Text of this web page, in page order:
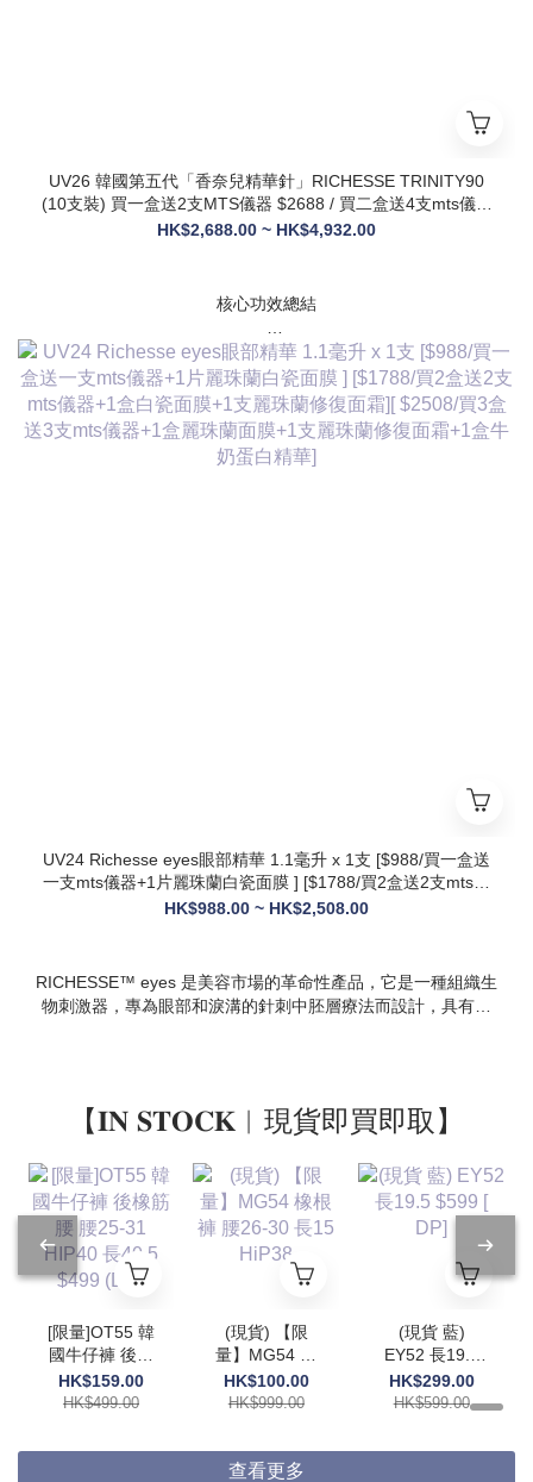
UV26 韓國第五代「香奈兒精華針」RICHESSE TRINITY90
(10支裝) 買一盒送2支MTS儀器 $2688 / 買二盒送4支mts儀器
+1盒麗珠蘭面膜+1支麗珠蘭修復面霜 $3288
HK$2,688.00 ~ HK$4,932.00
核心功效總結
✅ 膠原新生：促進膠原蛋白合成，改善皮膚自然代謝，淡化皺
紋、緊致輪廓
✅ 修護煥膚：改善痤瘡疤痕、色素沈著，修復受損肌膚屏障
✅ 營養供給：為皮膚提供全方位營養，增強彈性與光澤感
✅ 水潤亮白：深層補水鎖水，提亮膚色，讓肌膚通透飽滿
✅ 抗衰維穩：調節皮膚狀態，改善敏感與暗沈，維持健康年輕
UV24 Richesse eyes眼部精華 1.1毫升 x 1支 [$988/買一盒送
一支mts儀器+1片麗珠蘭白瓷面膜 ] [$1788/買2盒送2支mts儀
器+1盒白瓷面膜+1支麗珠蘭修復面霜][ $2508/買3盒送3支mts
HK$988.00 ~ HK$2,508.00
RICHESSE™ eyes 是美容市場的革命性產品，它是一種組織生
物刺激器，專為眼部和淚溝的針刺中胚層療法而設計，具有填
【𝐈𝐍 𝐒𝐓𝐎𝐂𝐊︱現貨即買即取】
[限量]OT55 韓
國牛仔褲 後橡
筋腰 腰25-31
HIP40 長40.5
HK$159.00
HK$499.00
(現貨) 【限
量】MG54 橡
根褲 腰26-30
長15 HiP38
HK$100.00
HK$999.00
(現貨 藍)
EY52 長19.5
$599 [ DP]
HK$299.00
HK$599.00
查看更多